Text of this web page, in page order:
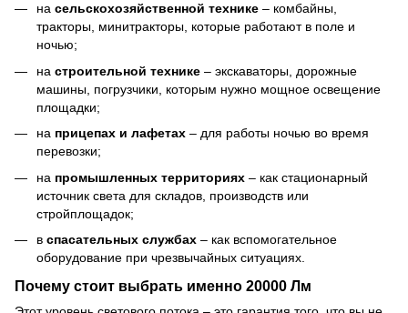
на сельскохозяйственной технике – комбайны,
тракторы, минитракторы, которые работают в поле и
ночью;
на строительной технике – экскаваторы, дорожные
машины, погрузчики, которым нужно мощное освещение
площадки;
на прицепах и лафетах – для работы ночью во время
перевозки;
на промышленных территориях – как стационарный
источник света для складов, производств или
стройплощадок;
в спасательных службах – как вспомогательное
оборудование при чрезвычайных ситуациях.
Почему стоит выбрать именно 20000 Лм